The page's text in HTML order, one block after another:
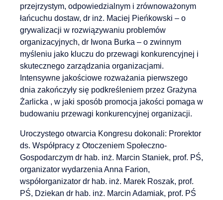
przejrzystym, odpowiedzialnym i zrównoważonym
łańcuchu dostaw, dr inż. Maciej Pieńkowski – o
grywalizacji w rozwiązywaniu problemów
organizacyjnych, dr Iwona Burka – o zwinnym
myśleniu jako kluczu do przewagi konkurencyjnej i
skutecznego zarządzania organizacjami.
Intensywne jakościowe rozważania pierwszego
dnia zakończyły się podkreśleniem przez Grażyna
Żarlicka , w jaki sposób promocja jakości pomaga w
budowaniu przewagi konkurencyjnej organizacji.
Uroczystego otwarcia Kongresu dokonali: Prorektor
ds. Współpracy z Otoczeniem Społeczno-
Gospodarczym dr hab. inż. Marcin Staniek, prof. PŚ,
organizator wydarzenia Anna Farion,
współorganizator dr hab. inż. Marek Roszak, prof.
PŚ, Dziekan dr hab. inż. Marcin Adamiak, prof. PŚ